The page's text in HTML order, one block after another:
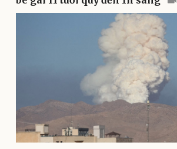
Sân khấu - Điện ảnh
Âm nhạc
Giải trí
Nghệ sĩ
Thời trang
Sao Việt